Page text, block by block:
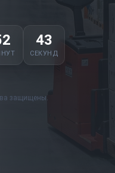
42
СЕКУНД
защищены.